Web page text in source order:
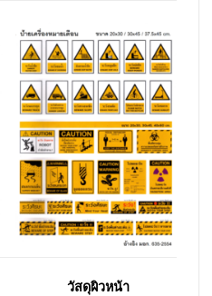
วัสดุผิวหน้า